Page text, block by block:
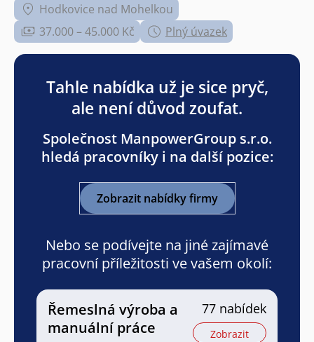
Hodkovice nad Mohelkou
37.000 – 45.000 Kč
Plný úvazek
Tahle nabídka už je sice pryč,
ale není důvod zoufat.
Společnost ManpowerGroup s.r.o.
hledá pracovníky i na další pozice:
Zobrazit nabídky firmy
Nebo se podívejte na jiné zajímavé
pracovní příležitosti ve vašem okolí:
Řemeslná výroba a
manuální práce
77 nabídek
Zobrazit